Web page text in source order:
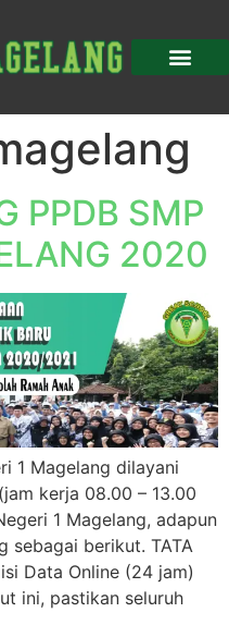
PPDB SMP
2020
1 Magelang dilayani
kerja 08.00 – 13.00
1 Magelang, adapun
sebagai berikut. TATA
Data Online (24 jam)
ini, pastikan seluruh